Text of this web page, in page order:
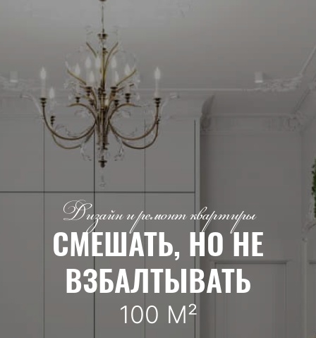
Дизайн и ремонт квартиры
СМЕШАТЬ, НО НЕ
ВЗБАЛТЫВАТЬ
100 М²